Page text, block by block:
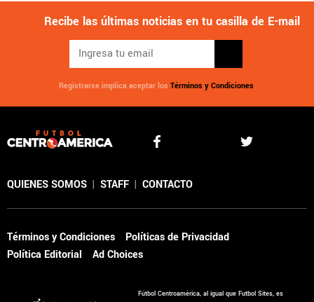
Recibe las últimas noticias en tu casilla de E-mail
Registrarse implica aceptar los Términos y Condiciones
QUIENES SOMOS | STAFF | CONTACTO
Términos y Condiciones
Políticas de Privacidad
Política Editorial
Ad Choices
Fútbol Centroamérica, al igual que Futbol Sites, es